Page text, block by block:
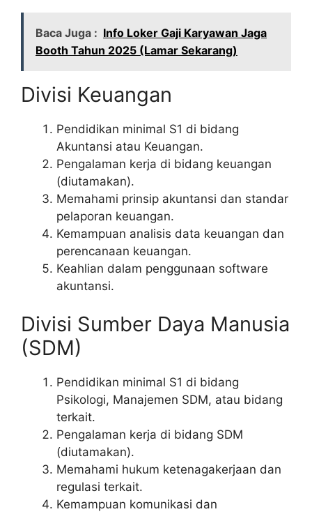
Baca Juga : Info Loker Gaji Karyawan Jaga
Booth Tahun 2025 (Lamar Sekarang)
Divisi Keuangan
Pendidikan minimal S1 di bidang
Akuntansi atau Keuangan.
Pengalaman kerja di bidang keuangan
(diutamakan).
Memahami prinsip akuntansi dan standar
pelaporan keuangan.
Kemampuan analisis data keuangan dan
perencanaan keuangan.
Keahlian dalam penggunaan software
akuntansi.
Divisi Sumber Daya Manusia
(SDM)
Pendidikan minimal S1 di bidang
Psikologi, Manajemen SDM, atau bidang
terkait.
Pengalaman kerja di bidang SDM
(diutamakan).
Memahami hukum ketenagakerjaan dan
regulasi terkait.
Kemampuan komunikasi dan